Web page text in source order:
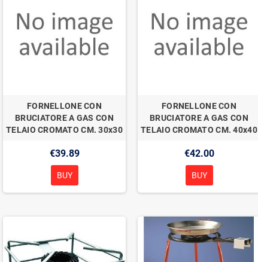
FORNELLONE CON
BRUCIATORE A GAS CON
TELAIO CROMATO CM. 30x30
€39.89
BUY
FORNELLONE CON
BRUCIATORE A GAS CON
TELAIO CROMATO CM. 40x40
€42.00
BUY